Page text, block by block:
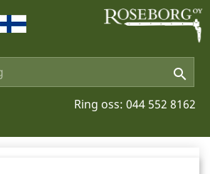

Ring oss: 044 552 8162